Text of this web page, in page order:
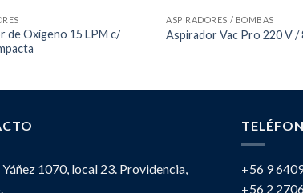
de Oxigeno 15 LPM c/
ASPIRADORES / BOMBAS
Aspirador Vac Pro 220 V /
1070, local 23. Providencia,
+56 9
+56 2